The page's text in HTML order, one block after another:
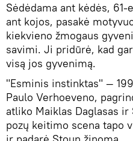
Sėdėdama ant kėdės,
ant kojos, pasakė
kiekvieno žmogaus
savimi. Ji pridūrė, kad
visą jos gyvenimą.
"Esminis instinktas" —
Paulo Verhoeveno,
atliko Maiklas Daglasas
pozų keitimo scena tapo